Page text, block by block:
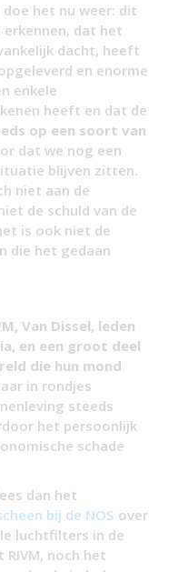
het nu weer: dit
dat het
dacht, heeft
en enorme
enkele
heeft en dat de
op een soort van
dat we nog een
blijven zitten.
niet aan de
de schuld van de
is ook niet de
die het gedaan
Van Dissel, leden
en een groot deel
die hun mond
in rondjes
steeds
het persoonlijk
schade
dan het
bij de NOS over
luchtfilters in de
noch het